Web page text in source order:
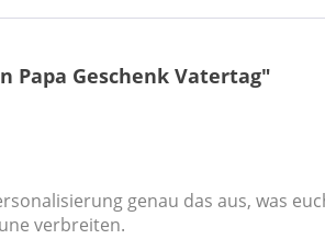
Geschenk Vatertag"
genau das aus, was
verbreiten.